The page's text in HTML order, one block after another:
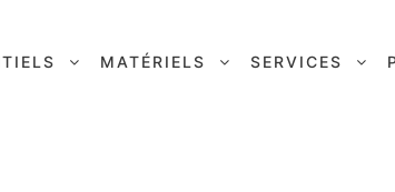
MATÉRIELS SERVICES